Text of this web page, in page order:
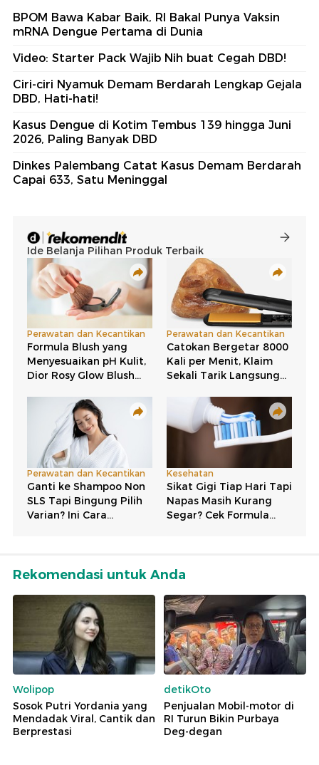
BPOM Bawa Kabar Baik, RI Bakal Punya Vaksin
mRNA Dengue Pertama di Dunia
Video: Starter Pack Wajib Nih buat Cegah DBD!
Ciri-ciri Nyamuk Demam Berdarah Lengkap Gejala
DBD, Hati-hati!
Kasus Dengue di Kotim Tembus 139 hingga Juni
2026, Paling Banyak DBD
Dinkes Palembang Catat Kasus Demam Berdarah
Capai 633, Satu Meninggal
Rekomendasi untuk Anda
Wolipop
Sosok Putri Yordania yang
Mendadak Viral, Cantik dan
Berprestasi
detikOto
Penjualan Mobil-motor di
RI Turun Bikin Purbaya
Deg-degan